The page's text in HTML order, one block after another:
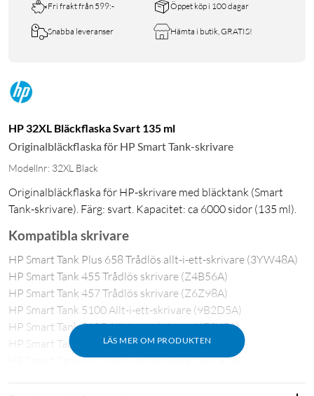
Fri frakt från 599:- Öppet köp i 100 dagar
Snabba leveranser Hämta i butik, GRATIS!
HP 32XL Bläckflaska Svart 135 ml
Originalbläckflaska för HP Smart Tank-skrivare
Modellnr: 32XL Black
Originalbläckflaska för HP-skrivare med bläcktank (Smart
Tank-skrivare). Färg: svart. Kapacitet: ca 6000 sidor (135 ml).
LÄS MER OM PRODUKTEN
Kompatibla skrivare
HP Smart Tank Plus 658 Trådlös allt-i-ett-skrivare (3YW48A)
HP Smart Tank 455 Trådlös skrivare (Z4B56A)
HP Smart Tank 457 Trådlös skrivare (Z6Z98A)
HP Smart Tank 5100 Allt-i-ett-skrivare (9B2D5A)
HP Smart Tank 5105 Allt-i-ett-skrivare (1F3Y3A)
HP Smart Tank 5106 Allt-i-ett-skrivare (4A8D1A)
HP Smart Tank 5107 Allt-i-ett-skrivare (5D1B1A)